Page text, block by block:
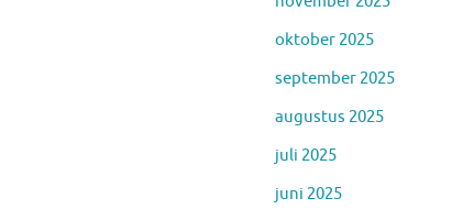
oktober 2025
september 2025
augustus 2025
juli 2025
juni 2025